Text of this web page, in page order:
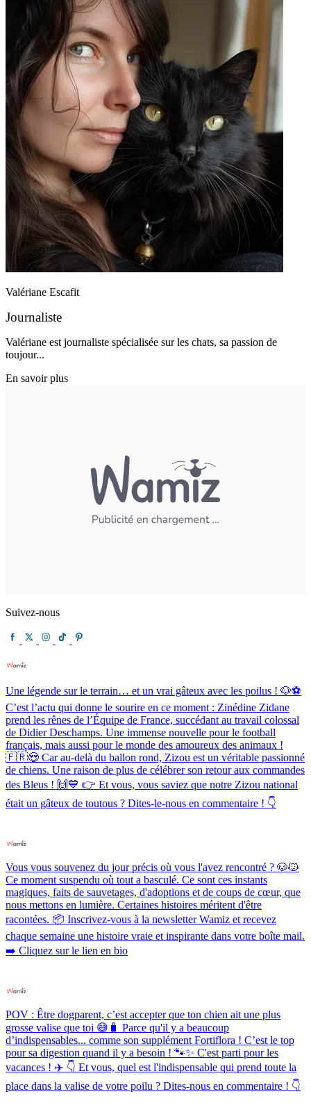
Valériane Escafit
Journaliste
Valériane est journaliste spécialisée sur les chats, sa passion de
toujour...
En savoir plus
Suivez-nous
Une légende sur le terrain… et un vrai gâteux avec les poilus ! 🐶⚽️
C’est l’actu qui donne le sourire en ce moment : Zinédine Zidane
prend les rênes de l’Équipe de France, succédant au travail colossal
de Didier Deschamps. Une immense nouvelle pour le football
français, mais aussi pour le monde des amoureux des animaux !
🇫🇷😍 Car au-delà du ballon rond, Zizou est un véritable passionné
de chiens. Une raison de plus de célébrer son retour aux commandes
des Bleus ! 🙌💙 👉 Et vous, vous saviez que notre Zizou national
était un gâteux de toutous ? Dites-le-nous en commentaire ! 👇
Vous vous souvenez du jour précis où vous l'avez rencontré ? 🐶🐱
Ce moment suspendu où tout a basculé. Ce sont ces instants
magiques, faits de sauvetages, d'adoptions et de coups de cœur, que
nous mettons en lumière. Certaines histoires méritent d'être
racontées. 📦 Inscrivez-vous à la newsletter Wamiz et recevez
chaque semaine une histoire vraie et inspirante dans votre boîte mail.
➡️ Cliquez sur le lien en bio
POV : Être dogparent, c’est accepter que ton chien ait une plus
grosse valise que toi 😅🧳 Parce qu'il y a beaucoup
d’indispensables... comme son supplément Fortiflora ! C’est le top
pour sa digestion quand il y a besoin ! 🐾✨ C'est parti pour les
vacances ! ✈️ 👇 Et vous, quel est l'indispensable qui prend toute la
place dans la valise de votre poilu ? Dites-nous en commentaire ! 👇